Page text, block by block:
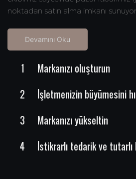
noktadan satın alma imkanı
Devamını Oku
1
Markanızı oluşturun
2
İşletmenizin büyümesini
3
Markanızı yükseltin
4
İstikrarlı tedarik ve